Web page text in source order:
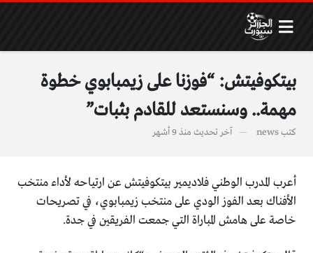
بيتكوفيتش: “فوزنا على زيمبابوي خطوة
مهمة.. وسنستعد للقادم بثبات”
كتبnews آخر تحديث منذ 9 أشهر
أعرب المدرب الوطني فلاديمير بيتكوفيتش عن ارتياحه لأداء منتخب
الأفناك بعد الفوز الودي على منتخب زيمبابوي، في تصريحات
خاصة على هامش المباراة التي جمعت الفريقين في جدة.